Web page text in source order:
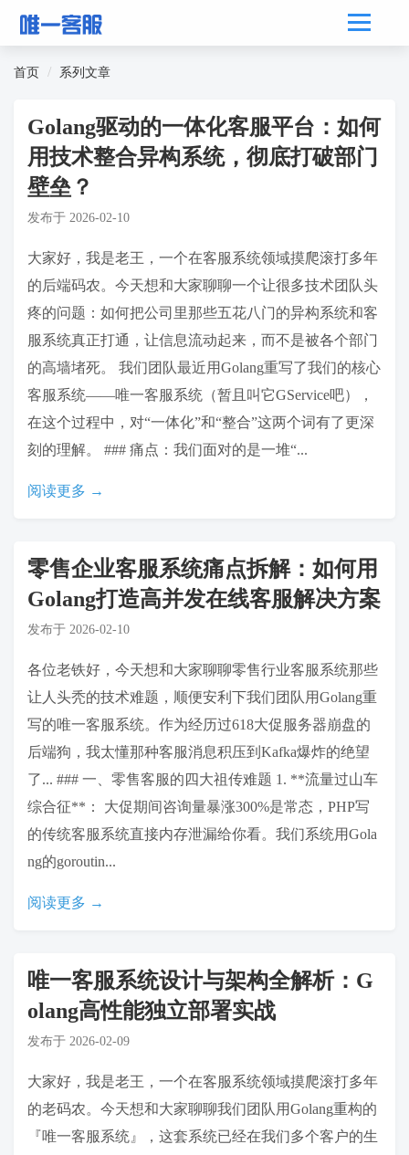
首页 系列文章
Golang驱动的一体化客服平台：如何
用技术整合异构系统，彻底打破部门
壁垒？
发布于 2026-02-10
大家好，我是老王，一个在客服系统领域摸爬滚打多年
的后端码农。今天想和大家聊聊一个让很多技术团队头
疼的问题：如何把公司里那些五花八门的异构系统和客
服系统真正打通，让信息流动起来，而不是被各个部门
的高墙堵死。 我们团队最近用Golang重写了我们的核心
客服系统——唯一客服系统（暂且叫它GService吧），
在这个过程中，对“一体化”和“整合”这两个词有了更深
刻的理解。 ### 痛点：我们面对的是一堆“...
阅读更多 →
零售企业客服系统痛点拆解：如何用
Golang打造高并发在线客服解决方案
发布于 2026-02-10
各位老铁好，今天想和大家聊聊零售行业客服系统那些
让人头秃的技术难题，顺便安利下我们团队用Golang重
写的唯一客服系统。作为经历过618大促服务器崩盘的
后端狗，我太懂那种客服消息积压到Kafka爆炸的绝望
了... ### 一、零售客服的四大祖传难题 1. **流量过山车
综合征**： 大促期间咨询量暴涨300%是常态，PHP写
的传统客服系统直接内存泄漏给你看。我们系统用Gola
ng的goroutin...
阅读更多 →
唯一客服系统设计与架构全解析：G
olang高性能独立部署实战
发布于 2026-02-09
大家好，我是老王，一个在客服系统领域摸爬滚打多年
的老码农。今天想和大家聊聊我们团队用Golang重构的
『唯一客服系统』，这套系统已经在我们多个客户的生